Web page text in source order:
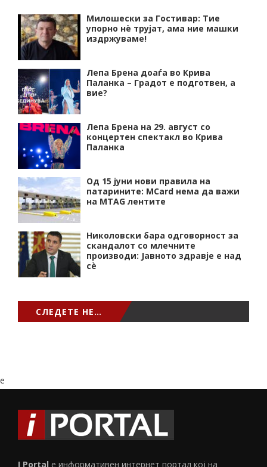
Милошески за Гостивар: Тие
упорно нѐ трујат, ама ние машки
издржуваме!
Лепа Брена доаѓа во Крива
Паланка – Градот е подготвен, а
вие?
Лепа Брена на 29. август со
концертен спектакл во Крива
Паланка
Од 15 јуни нови правила на
патарините: MCard нема да важи
на MTAG лентите
Николовски бара одговорност за
скандалот со млечните
производи: Јавното здравје е над
сѐ
СЛЕДЕТЕ НЕ…
e
I Portal е информативен интернет портал кој на